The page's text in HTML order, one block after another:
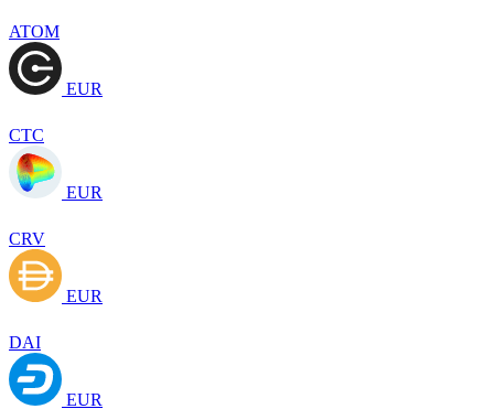
ATOM
EUR
CTC
EUR
CRV
EUR
DAI
EUR